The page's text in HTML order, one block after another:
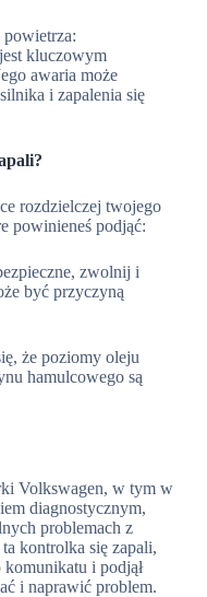
powietrza:
kluczowym
awaria może
i zapalenia się
rozdzielczej twojego
powinieneś podjąć:
zwolnij i
być przyczyną
że poziomy oleju
hamulcowego są
Volkswagen, w tym w
diagnostycznym,
problemach z
kontrolka się zapali,
komunikatu i podjął
i naprawić problem.